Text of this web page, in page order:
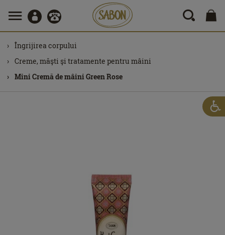
Îngrijirea corpului
Creme, măşti şi tratamente pentru mâini
Mini Cremă de mâini Green Rose